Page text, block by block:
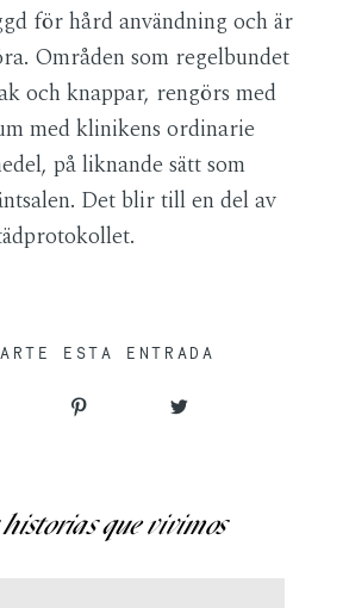
för hård användning och är
Områden som regelbundet
och knappar, rengörs med
med klinikens ordinarie
på liknande sätt som
Det blir till en del av
ESTA ENTRADA
que vivimos